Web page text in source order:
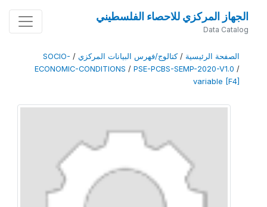
الجهاز المركزي للاحصاء الفلسطيني
Data Catalog
الصفحة الرئيسية /كتالوج/فهرس البيانات المركزي /
SOCIO-
ECONOMIC-CONDITIONS / PSE-PCBS-SEMP-2020-V1.0 /
variable [F4]